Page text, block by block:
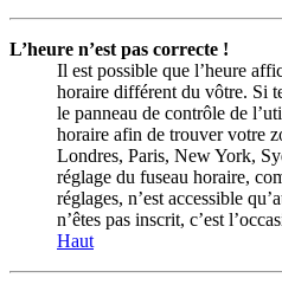
L’heure n’est pas correcte !
Il est possible que l’heure
horaire différent du vôtre. Si
le panneau de contrôle de
horaire afin de trouver votre
Londres, Paris, New York,
réglage du fuseau horaire,
réglages, n’est accessible
n’êtes pas inscrit, c’est
Haut